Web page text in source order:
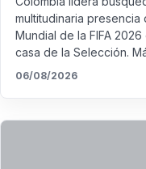
multitudinaria
Mundial de la FIFA
casa de la Selección.
06/08/2026